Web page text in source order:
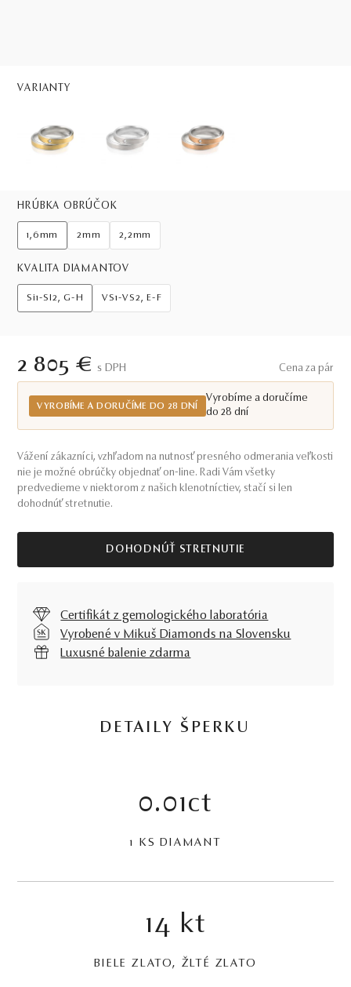
VARIANTY
HRÚBKA OBRÚČOK
1,6mm 2mm 2,2mm
KVALITA DIAMANTOV
Si1-SI2, G-H VS1-VS2, E-F
2 805 € S DPH Cena za pár
VYROBÍME A DORUČÍME DO 28 DNÍ
Vyrobíme a doručíme
do 28 dní
Vážení zákazníci, vzhľadom na nutnosť presného odmerania veľkosti
nie je možné obrúčky objednať on-line. Radi Vám všetky
predvedieme v niektorom z našich klenotníctiev, stačí si len
dohodnúť stretnutie.
DOHODNÚŤ STRETNUTIE
Certifikát z gemologického laboratória
Vyrobené v Mikuš Diamonds na Slovensku
Luxusné balenie zdarma
DETAILY ŠPERKU
0.01ct
1 KS DIAMANT
14 kt
BIELE ZLATO, ŽLTÉ ZLATO